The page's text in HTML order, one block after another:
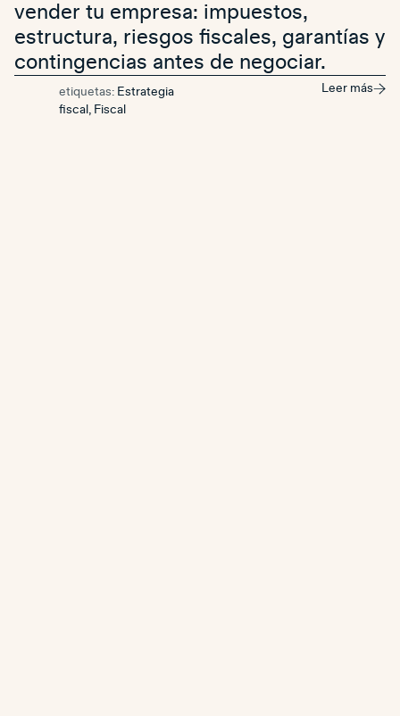
vender tu empresa: impuestos,
estructura, riesgos fiscales, garantías y
contingencias antes de negociar.
etiquetas: Estrategia
fiscal , Fiscal
Leer más